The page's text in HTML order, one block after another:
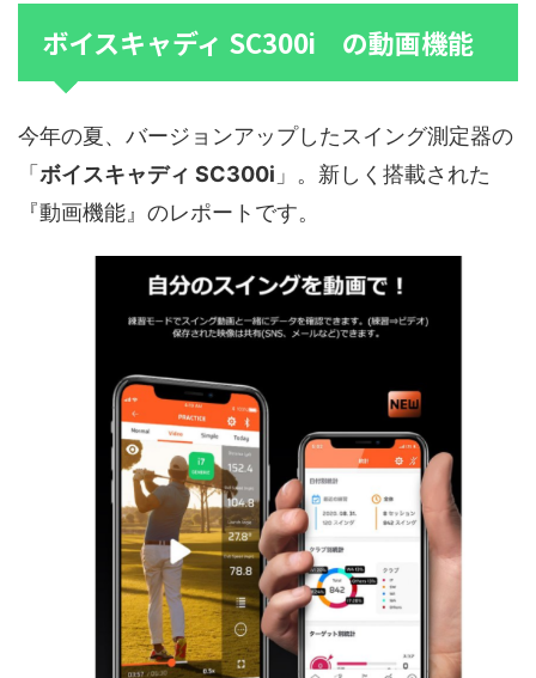
ボイスキャディ SC300i の動画機能
今年の夏、バージョンアップしたスイング測定器の
「 ボイスキャディ SC300i 」。新しく搭載された
『動画機能』のレポートです。